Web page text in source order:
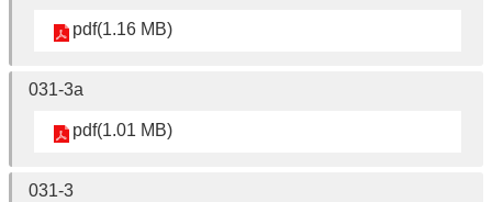
連
結
pdf(1.16 MB)
031-3a
pdf(1.01 MB)
031-3